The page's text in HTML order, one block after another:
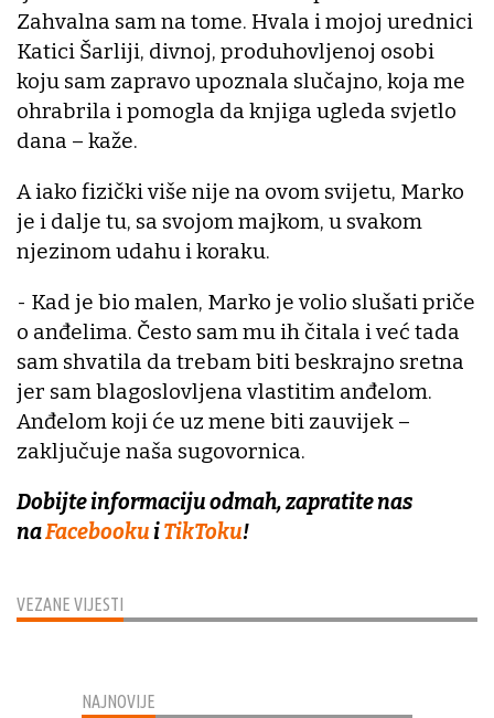
VEZANE VIJESTI
Zahvalna sam na tome. Hvala i mojoj urednici
Katici Šarliji, divnoj, produhovljenoj osobi
koju sam zapravo upoznala slučajno, koja me
ohrabrila i pomogla da knjiga ugleda svjetlo
dana – kaže.
A iako fizički više nije na ovom svijetu, Marko
je i dalje tu, sa svojom majkom, u svakom
njezinom udahu i koraku.
- Kad je bio malen, Marko je volio slušati priče
o anđelima. Često sam mu ih čitala i već tada
sam shvatila da trebam biti beskrajno sretna
jer sam blagoslovljena vlastitim anđelom.
Anđelom koji će uz mene biti zauvijek –
zaključuje naša sugovornica.
Dobijte informaciju odmah, zapratite nas
naFacebookuiTikToku!
NAJNOVIJE